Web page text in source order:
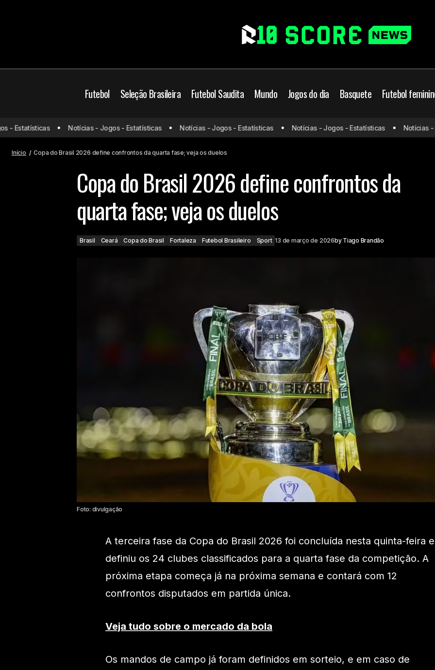
Futebol Seleção Brasileira Futebol Saudita Mundo Jogos do dia Basquete Futebol
David destaca clima mais leve no
Vasco após chegada de Renato
Gaúcho
Brasil Ceará Copa do Brasil
Fortaleza
Futebol Brasileiro
Sport
Copa do Brasil 2026 define
fase; veja os duelos
Estatísticas Notícias - Jogos - Estatísticas Notícias - Jogos - Estatísticas Notícias - Jogos - Estatísticas Notícias -
Início Copa do Brasil 2026 define confrontos da quarta fase; veja os duelos
Copa do Brasil 2026 define confrontos da
quarta fase; veja os duelos
Brasil Ceará Copa do Brasil Fortaleza Futebol Brasileiro Sport 13 de março de 2026by Tiago Brandão
Foto: divulgação
A terceira fase da Copa do Brasil 2026 foi concluída nesta quinta-feira e
definiu os 24 clubes classificados para a quarta fase da competição. A
próxima etapa começa já na próxima semana e contará com 12
confrontos disputados em partida única.
Veja tudo sobre o mercado da bola
Os mandos de campo já foram definidos em sorteio, e em caso de